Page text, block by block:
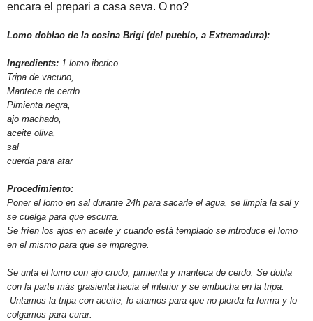
encara el prepari a casa seva. O no?
Lomo doblao de la cosina Brigi (del pueblo, a Extremadura):
Ingredients: 1 lomo iberico.
Tripa de vacuno,
Manteca de cerdo
Pimienta negra,
ajo machado,
aceite oliva,
sal
cuerda para atar
Procedimiento:
Poner el lomo en sal durante 24h para sacarle el agua, se limpia la sal y
se cuelga para que escurra.
Se fríen los ajos en aceite y cuando está templado se introduce el lomo
en el mismo para que se impregne.
Se unta el lomo con ajo crudo, pimienta y manteca de cerdo. Se dobla
con la parte más grasienta hacia el interior y se embucha en la tripa.
Untamos la tripa con aceite, lo atamos para que no pierda la forma y lo
colgamos para curar.